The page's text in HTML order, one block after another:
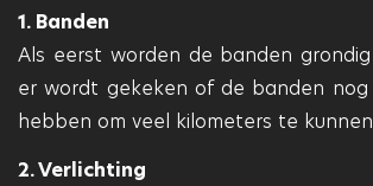
1. Banden
Als eerst worden de banden
er wordt gekeken of de banden
hebben om veel kilometers te
2. Verlichting